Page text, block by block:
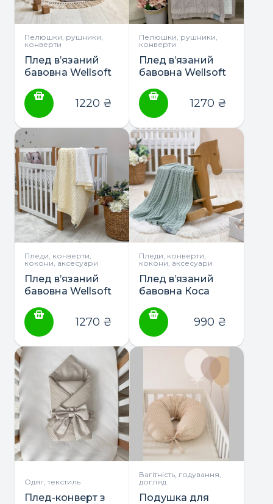
Пелюшки, рушники,
конверти
Плед в’язаний
бавовна Wellsoft
ТМ Маленька
Соня
1220 ₴
Пелюшки, рушники,
конверти
Плед в’язаний
бавовна Wellsoft
Маленька Соня
1270 ₴
Пледи, конверти,
кокони, аксесуари
Плед в’язаний
бавовна Wellsoft
Маленька Соня (з
утеплювачем)
1270 ₴
Пледи, конверти,
кокони, аксесуари
Плед в’язаний
бавовна Коса
Маленька Соня
990 ₴
Одяг, текстиль
Плед-конверт з
Вагітність, годування,
догляд
Подушка для